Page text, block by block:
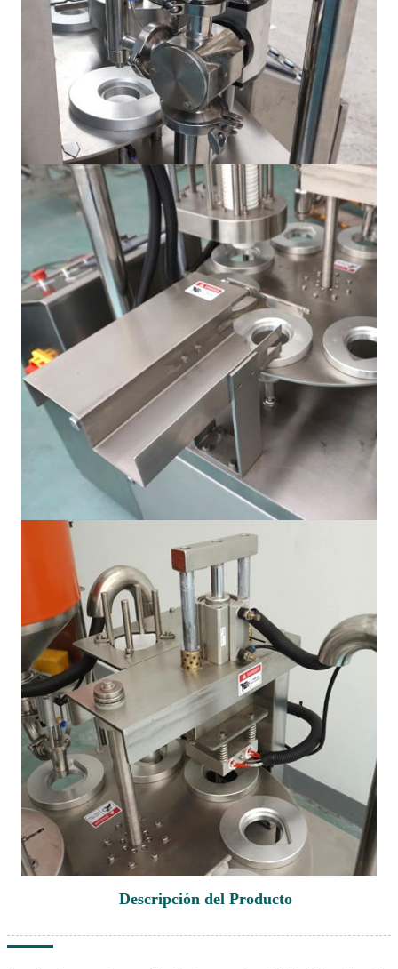
Descripción del Producto